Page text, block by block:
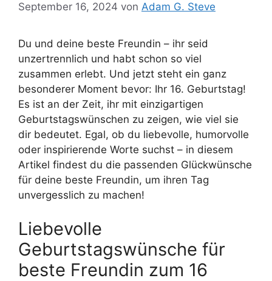
September 16, 2024 von Adam G. Steve
Du und deine beste Freundin – ihr seid
unzertrennlich und habt schon so viel
zusammen erlebt. Und jetzt steht ein ganz
besonderer Moment bevor: Ihr 16. Geburtstag!
Es ist an der Zeit, ihr mit einzigartigen
Geburtstagswünschen zu zeigen, wie viel sie
dir bedeutet. Egal, ob du liebevolle, humorvolle
oder inspirierende Worte suchst – in diesem
Artikel findest du die passenden Glückwünsche
für deine beste Freundin, um ihren Tag
unvergesslich zu machen!
Liebevolle
Geburtstagswünsche für
beste Freundin zum 16